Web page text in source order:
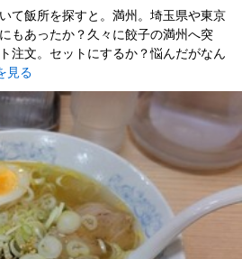
て飯所を探すと。満州。埼玉県や東京
もあったか？久々に餃子の満州へ突
注文。セットにするか？悩んだがなん
見る